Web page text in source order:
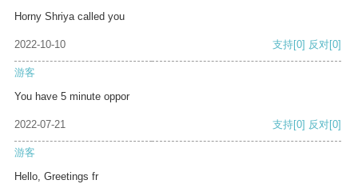
Horny Shriya called you
2022-10-10 支持[0] 反对[0]
游客
You have 5 minute oppor
2022-07-21 支持[0] 反对[0]
游客
Hello, Greetings fr